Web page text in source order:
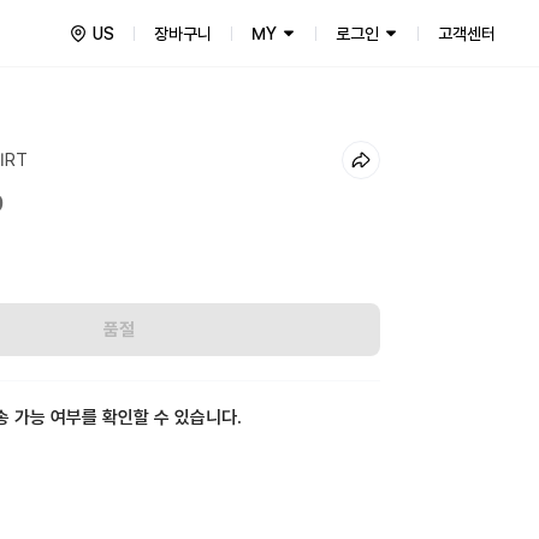
US 장바구니 MY 로그인 고객센터
품절
가능 여부를 확인할 수 있습니다.